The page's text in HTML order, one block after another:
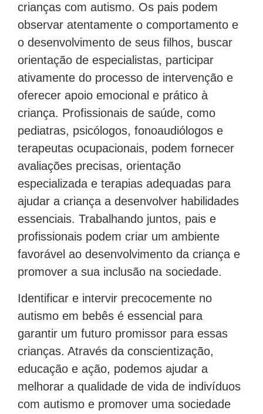
crianças com autismo. Os pais podem
observar atentamente o comportamento e
o desenvolvimento de seus filhos, buscar
orientação de especialistas, participar
ativamente do processo de intervenção e
oferecer apoio emocional e prático à
criança. Profissionais de saúde, como
pediatras, psicólogos, fonoaudiólogos e
terapeutas ocupacionais, podem fornecer
avaliações precisas, orientação
especializada e terapias adequadas para
ajudar a criança a desenvolver habilidades
essenciais. Trabalhando juntos, pais e
profissionais podem criar um ambiente
favorável ao desenvolvimento da criança e
promover a sua inclusão na sociedade.
Identificar e intervir precocemente no
autismo em bebês é essencial para
garantir um futuro promissor para essas
crianças. Através da conscientização,
educação e ação, podemos ajudar a
melhorar a qualidade de vida de indivíduos
com autismo e promover uma sociedade